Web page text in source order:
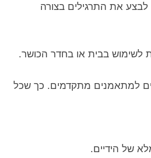
לבצע את התרגילים בצורה
לשימוש בבית או בחדר הכושר.
למתאמנים מתקדמים. כך שכל
של הידיים.